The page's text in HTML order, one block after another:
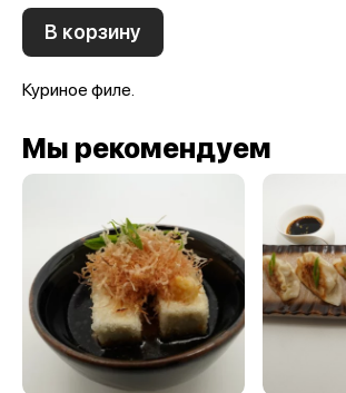
В корзину
Куриное филе.
Мы рекомендуем